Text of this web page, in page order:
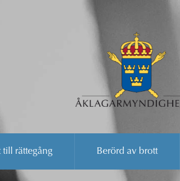
till rättegång Berörd av brott